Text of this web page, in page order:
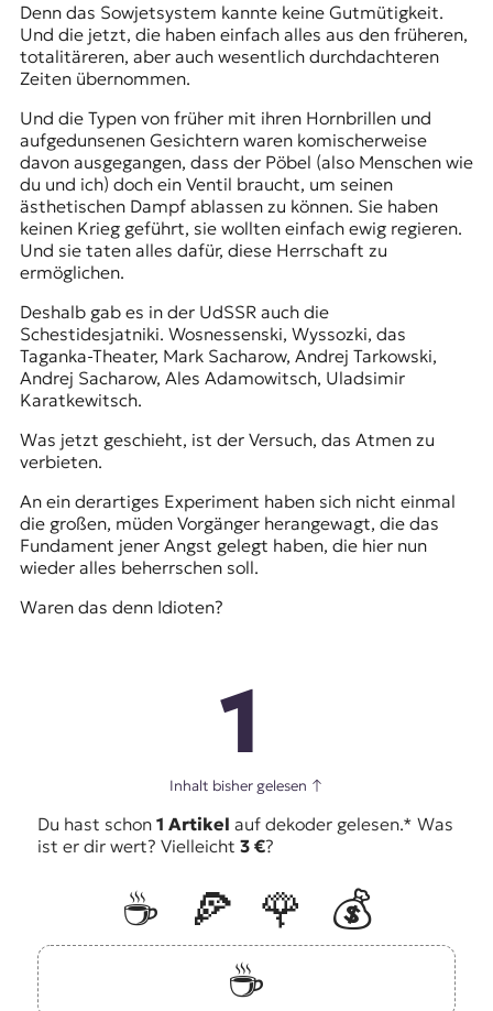
Denn das Sowjetsystem kannte keine Gutmütigkeit.
Und die jetzt, die haben einfach alles aus den früheren,
totalitäreren, aber auch wesentlich durchdachteren
Zeiten übernommen.
Und die Typen von früher mit ihren Hornbrillen und
aufgedunsenen Gesichtern waren komischerweise
davon ausgegangen, dass der Pöbel (also Menschen wie
du und ich) doch ein Ventil braucht, um seinen
ästhetischen Dampf ablassen zu können. Sie haben
keinen Krieg geführt, sie wollten einfach ewig regieren.
Und sie taten alles dafür, diese Herrschaft zu
ermöglichen.
Deshalb gab es in der UdSSR auch die
Schestidesjatniki. Wosnessenski, Wyssozki, das
Taganka-Theater, Mark Sacharow, Andrej Tarkowski,
Andrej Sacharow, Ales Adamowitsch, Uladsimir
Karatkewitsch.
Was jetzt geschieht, ist der Versuch, das Atmen zu
verbieten.
An ein derartiges Experiment haben sich nicht einmal
die großen, müden Vorgänger herangewagt, die das
Fundament jener Angst gelegt haben, die hier nun
wieder alles beherrschen soll.
Waren das denn Idioten?
1
Inhalt bisher gelesen ↑
Du hast schon 1 Artikel auf dekoder gelesen.* Was
ist er dir wert? Vielleicht 3 €?
☕️ 🍕 🌹
💰
☕️